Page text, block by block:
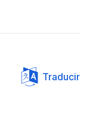
Traducir